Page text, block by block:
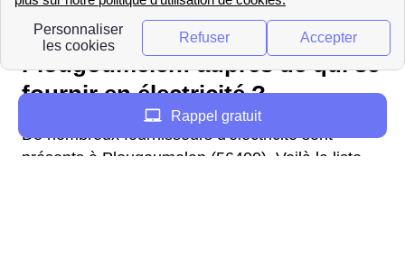
d'ERDF à Plougoumelen
Plougoumelen: auprès de qui se
fournir en électricité ?
De nombreux fournisseurs d'électricité sont
présents à Plougoumelen (56400). Voilà la liste
Rappel gratuit